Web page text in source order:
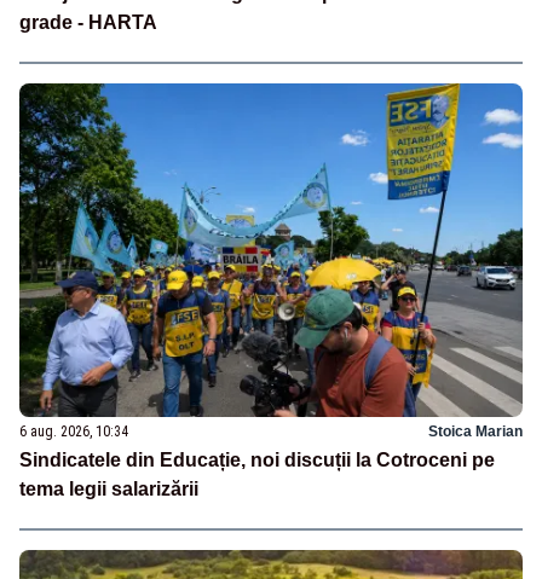
grade - HARTA
6 aug. 2026, 10:34 Stoica Marian
Sindicatele din Educație, noi discuții la Cotroceni pe
tema legii salarizării